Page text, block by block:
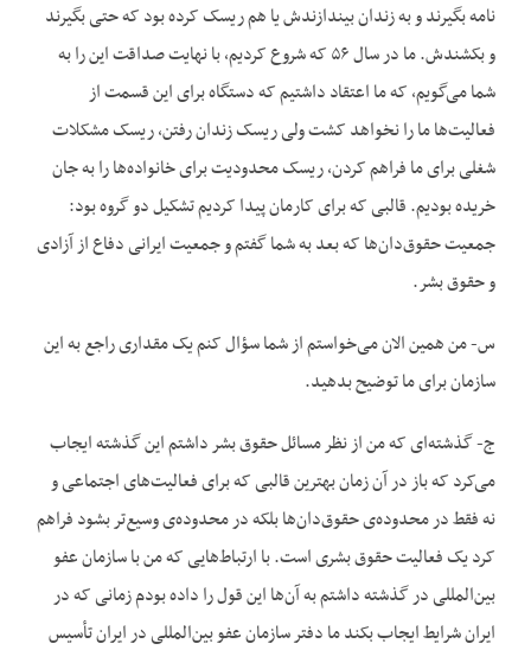
نامه بگیرند و به زندان بیندازندش یا هم ریسک کرده بود که حتی بگیرند
و بکشندش. ما در سال ۵۶ که شروع کردیم، با نهایت صداقت این را به
شما می‌گویم، که ما اعتقاد داشتیم که دستگاه برای این قسمت از
فعالیت‌ها ما را نخواهد کشت ولی ریسک زندان رفتن، ریسک مشکلات
شغلی برای ما فراهم کردن، ریسک محدودیت برای خانواده‌ها را به جان
خریده بودیم. قالبی که برای کارمان پیدا کردیم تشکیل دو گروه بود:
جمعیت حقوق‌دان‌ها که بعد به شما گفتم و جمعیت ایرانی دفاع از آزادی
و حقوق بشر.
س- من همین الان می‌خواستم از شما سؤال کنم یک مقداری راجع به این
سازمان برای ما توضیح بدهید.
ج- گذشته‌ای که من از نظر مسائل حقوق بشر داشتم این گذشته ایجاب
می‌کرد که باز در آن زمان بهترین قالبی که برای فعالیت‌های اجتماعی و
نه فقط در محدوده‌ی حقوق‌دان‌ها بلکه در محدوده‌ی وسیع‌تر بشود فراهم
کرد یک فعالیت حقوق بشری است. با ارتباط‌هایی که من با سازمان عفو
بین‌المللی در گذشته داشتم به آن‌ها این قول را داده بودم زمانی که در
ایران شرایط ایجاب بکند ما دفتر سازمان عفو بین‌المللی در ایران تأسیس